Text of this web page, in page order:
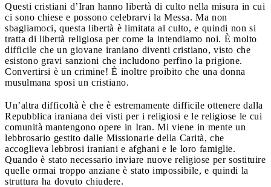
Questi cristiani d’Iran hanno libertà di culto nella misura in cui
ci sono chiese e possono celebrarvi la Messa. Ma non
sbagliamoci, questa libertà è limitata al culto, e quindi non si
tratta di libertà religiosa per come la intendiamo noi. È molto
difficile che un giovane iraniano diventi cristiano, visto che
esistono gravi sanzioni che includono perfino la prigione.
Convertirsi è un crimine! È inoltre proibito che una donna
musulmana sposi un cristiano.
Un’altra difficoltà è che è estremamente difficile ottenere dalla
Repubblica iraniana dei visti per i religiosi e le religiose le cui
comunità mantengono opere in Iran. Mi viene in mente un
lebbrosario gestito dalle Missionarie della Carità, che
accoglieva lebbrosi iraniani e afghani e le loro famiglie.
Quando è stato necessario inviare nuove religiose per sostituire
quelle ormai troppo anziane è stato impossibile, e quindi la
struttura ha dovuto chiudere.